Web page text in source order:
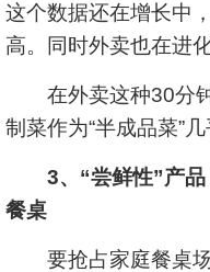
这个数据还在增长中
高。同时外卖也在进
在外卖这种30分钟
制菜作为“半成品菜”
3、“尝鲜性”产
餐桌
要抢占家庭餐桌场